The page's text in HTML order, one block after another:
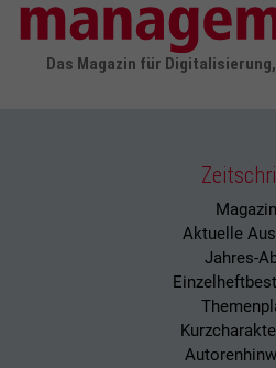
Das Magazin für
Magazin
Aktuelle
Jahres-